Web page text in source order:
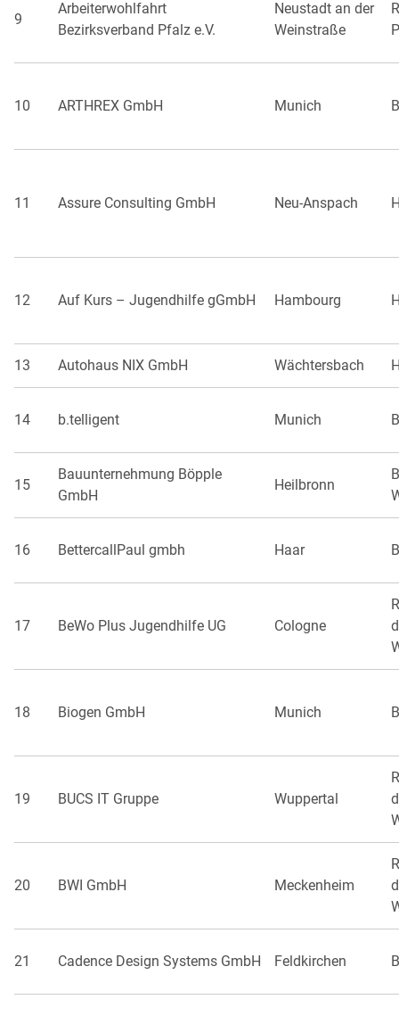
9
Arbeiterwohlfahrt
Bezirksverband Pfalz e.V.
Neustadt an der
Weinstraße
10 ARTHREX GmbH Munich
11 Assure Consulting GmbH Neu-Anspach
12 Auf Kurs – Jugendhilfe gGmbH Hambourg
13 Autohaus NIX GmbH Wächtersbach
14 b.telligent Munich
15
Bauunternehmung Böpple
GmbH
Heilbronn
16 BettercallPaul gmbh Haar
17 BeWo Plus Jugendhilfe UG Cologne
18 Biogen GmbH Munich
19 BUCS IT Gruppe Wuppertal
20 BWI GmbH Meckenheim
21 Cadence Design Systems GmbH Feldkirchen